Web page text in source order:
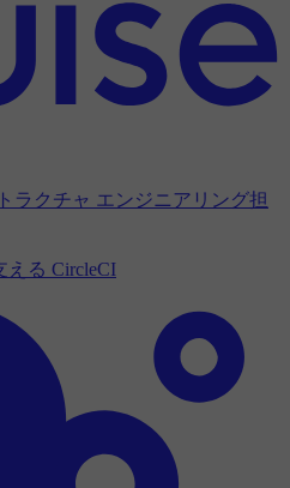
ラクチャ エンジニアリング担
える CircleCI